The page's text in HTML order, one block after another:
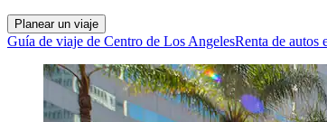
Planear un viaje
Guía de viaje de Centro de Los AngelesRenta de autos